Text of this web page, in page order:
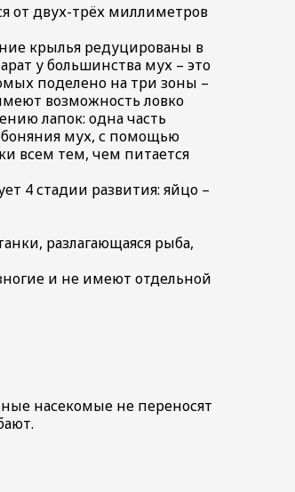
от двух-трёх миллиметров
крылья редуцированы в
у большинства мух – это
поделено на три зоны –
возможность ловко
лапок: одна часть
мух, с помощью
всем тем, чем питается
4 стадии развития: яйцо –
разлагающаяся рыба,
и не имеют отдельной
насекомые не переносят